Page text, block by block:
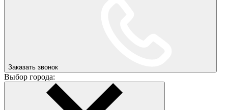
Заказать звонок
Выбор города: